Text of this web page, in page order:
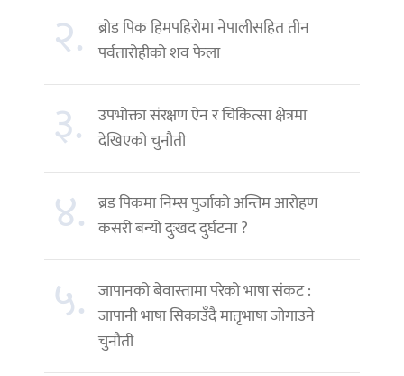
२. ब्रोड पिक हिमपहिरोमा नेपालीसहित तीन
पर्वतारोहीको शव फेला
३.
उपभोक्ता संरक्षण ऐन र चिकित्सा क्षेत्रमा
देखिएको चुनौती
४. ब्रड पिकमा निम्स पुर्जाको अन्तिम आरोहण
कसरी बन्यो दुःखद दुर्घटना ?
५. जापानको बेवास्तामा परेको भाषा संकट :
जापानी भाषा सिकाउँदै मातृभाषा जोगाउने
चुनौती